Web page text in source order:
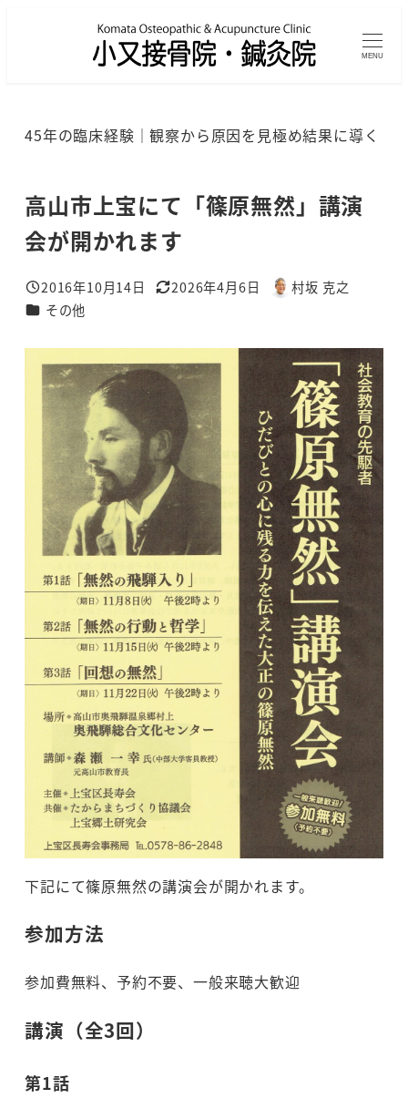
MENU
45年の臨床経験｜観察から原因を見極め結果に導く
高山市上宝にて「篠原無然」講演
会が開かれます
投稿日
2016年10月14日
更新日
2026年4月6日
著
村坂 克之
カテゴリー
その他
下記にて篠原無然の講演会が開かれます。
参加方法
参加費無料、予約不要、一般来聴大歓迎
講演（全3回）
第1話